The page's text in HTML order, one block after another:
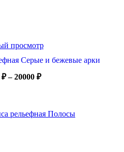
просмотр
Серые и бежевые арки
₽ – 20000 ₽Диапазон
20000 ₽